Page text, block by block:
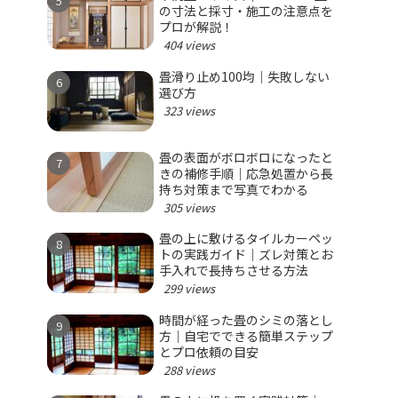
の寸法と採寸・施工の注意点を
プロが解説！
404 views
畳滑り止め100均｜失敗しない
選び方
323 views
畳の表面がボロボロになったと
きの補修手順｜応急処置から長
持ち対策まで写真でわかる
305 views
畳の上に敷けるタイルカーペッ
トの実践ガイド｜ズレ対策とお
手入れで長持ちさせる方法
299 views
時間が経った畳のシミの落とし
方｜自宅でできる簡単ステップ
とプロ依頼の目安
288 views